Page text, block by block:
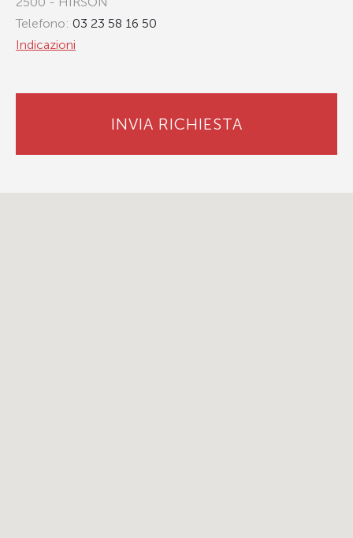
Telefono: 03 23 58 16 50
Indicazioni
INVIA RICHIESTA